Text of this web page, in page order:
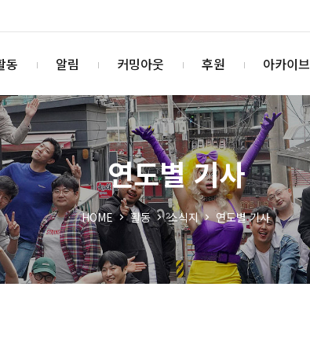
동 알림 커밍아웃 후원 아카이브
연도별 기사
HOME 활동 소식지 연도별 기사